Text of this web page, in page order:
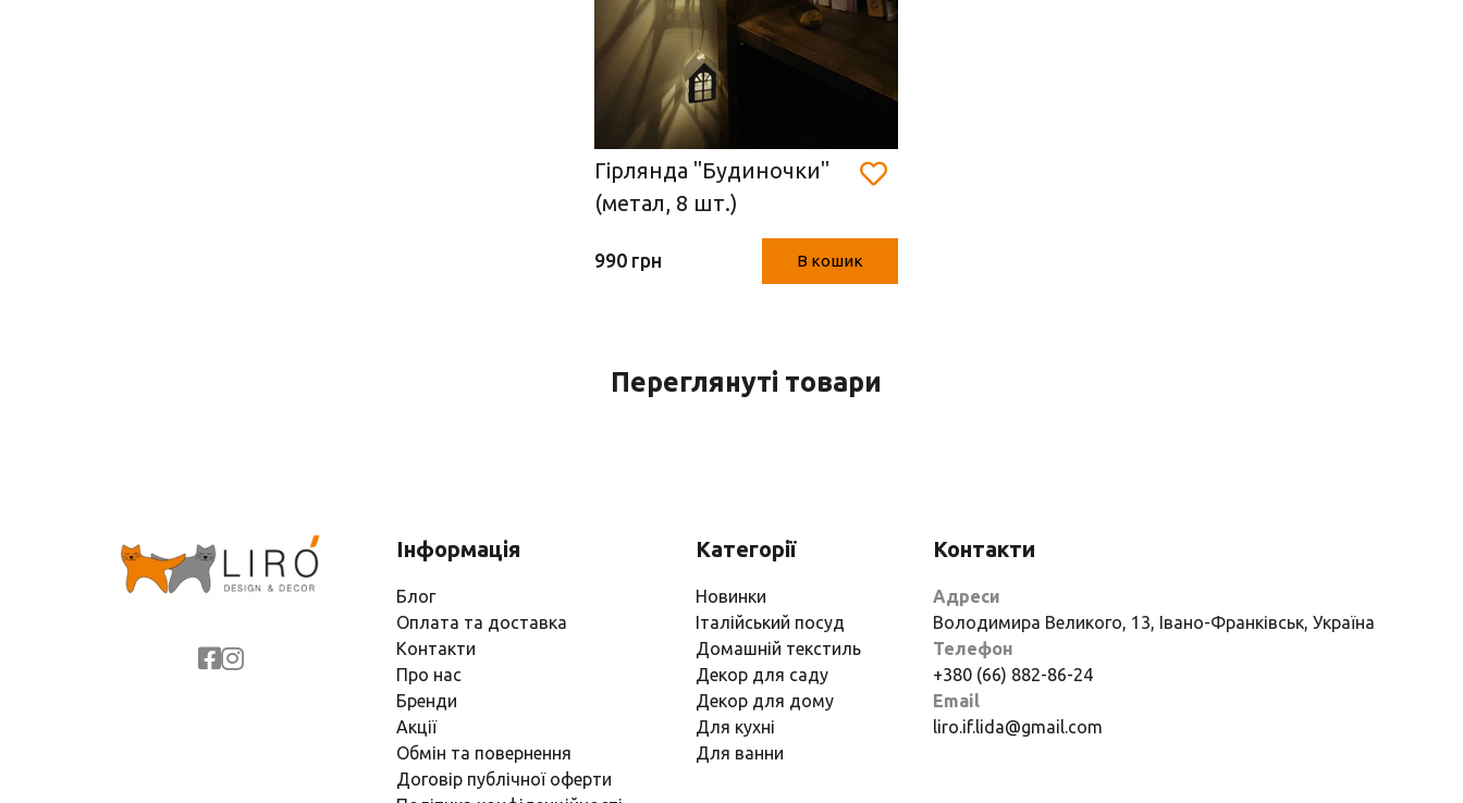
Гірлянда "Будиночки"
(метал, 8 шт.)
990 грн В кошик
Переглянуті товари
Інформація
Блог
Оплата та доставка
Контакти
Про нас
Бренди
Акції
Обмін та повернення
Договір публічної оферти
Категорії
Новинки
Італійський посуд
Домашній текстиль
Декор для саду
Декор для дому
Для кухні
Для ванни
Контакти
Адреси
Володимира Великого, 13, Івано-Франківськ, Україна
Телефон
+380 (66) 882-86-24
Email
liro.if.lida@gmail.com